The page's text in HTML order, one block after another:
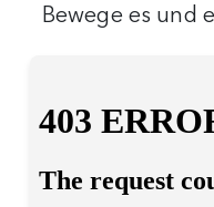
Bewege es und